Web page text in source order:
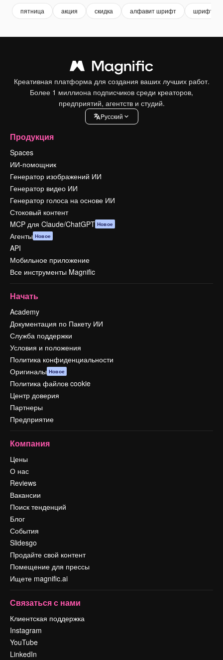
пятница акция скидка алфавит шрифт шрифт
Креативная платформа для создания ваших лучших работ.
Более 1 миллиона подписчиков среди креаторов,
предприятий, агентств и студий.
Pусский
Продукция
Spaces
ИИ-помощник
Генератор изображений ИИ
Генератор видео ИИ
Генератор голоса на основе ИИ
Стоковый контент
MCP для Claude/ChatGPT Новое
Агенты Новое
API
Мобильное приложение
Все инструменты Magnific
Начать
Academy
Документация по Пакету ИИ
Служба поддержки
Условия и положения
Политика конфиденциальности
Оригиналы Новое
Политика файлов cookie
Центр доверия
Партнеры
Предприятие
Компания
Цены
О нас
Reviews
Вакансии
Поиск тенденций
Блог
События
Slidesgo
Продайте свой контент
Помещение для прессы
Ищете magnific.ai
Связаться с нами
Клиентская поддержка
Instagram
YouTube
LinkedIn